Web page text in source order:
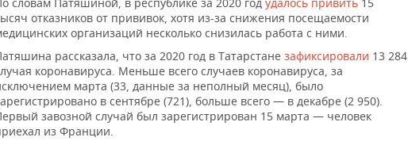
отказников от прививок, хотя из-за снижения посещаемости
организаций несколько снизилась работа с ними.
рассказала, что за 2020 год в Татарстане зафиксировали 13 284
коронавируса. Меньше всего случаев коронавируса, за
марта (33, данные за неполный месяц), было
в сентябре (721), больше всего — в декабре (2 950).
завозной случай был зарегистрирован 15 марта — человек
из Франции.